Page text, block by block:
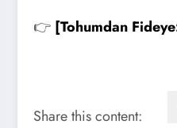
👉 [Tohumdan
Share this content: